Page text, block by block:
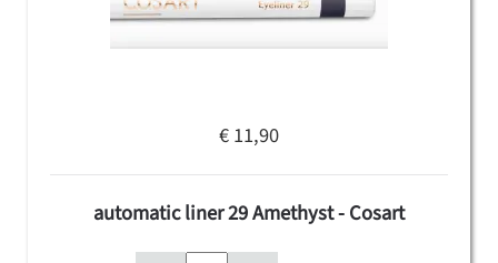
€ 11,90
automatic liner 29 Amethyst - Cosart